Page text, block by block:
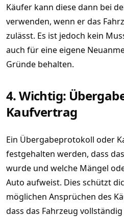
Käufer kann diese dann bei
verwenden, wenn er das
zulässt. Es ist jedoch kein
auch für eine eigene
Gründe behalten.
4. Wichtig:
Kaufvertrag
Ein Übergabeprotokoll oder
festgehalten werden, dass
wurde und welche Mängel
Auto aufweist. Dies schützt
möglichen Ansprüchen des
dass das Fahrzeug